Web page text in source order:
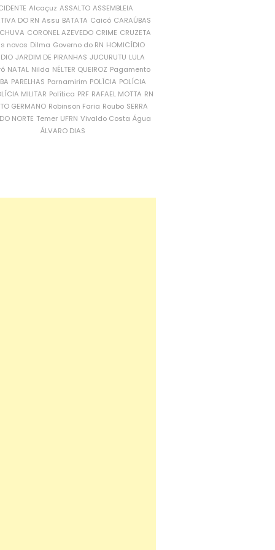
Alcaçuz ASSALTO ASSEMBLEIA
DO RN Assu BATATA Caicó CARAÚBAS
CORONEL AZEVEDO CRIME CRUZETA
novos Dilma Governo do RN HOMICÍDIO
JARDIM DE PIRANHAS JUCURUTU LULA
NATAL Nilda NÉLTER QUEIROZ Pagamento
PARELHAS Parnamirim POLÍCIA POLÍCIA
MILITAR Política PRF RAFAEL MOTTA RN
GERMANO Robinson Faria Roubo SERRA
NORTE Temer UFRN Vivaldo Costa Água
ÁLVARO DIAS